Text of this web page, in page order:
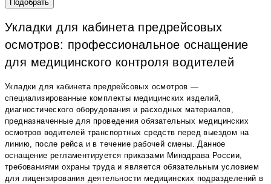
Укладки для кабинета предрейсовых
осмотров: профессиональное оснащение
для медицинского контроля водителей
Укладки для кабинета предрейсовых осмотров —
специализированные комплекты медицинских изделий,
диагностического оборудования и расходных материалов,
предназначенные для проведения обязательных медицинских
осмотров водителей транспортных средств перед выездом на
линию, после рейса и в течение рабочей смены. Данное
оснащение регламентируется приказами Минздрава России,
требованиями охраны труда и является обязательным условием
для лицензирования деятельности медицинских подразделений в